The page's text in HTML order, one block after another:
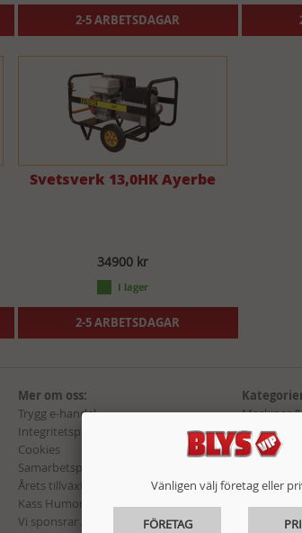
2-5 ARBETSDAGAR
Svetsverk 13,0HK Ayerbe
34900 kr
2-5 ARBETSDAGAR
Mer om oss:
Trygg e-handel
Integritetspolicy
Cookies
Samarbetspartners
Årets tillväxtbolag i Lidköping 2015!
Kass Humor hos Blys VIP
Vi sponsrar Andreas Wernersson!
Maskiner
Fordon &
Bygg,
Presenter
Kampanj
Vänligen välj företag eller
FÖRETAG